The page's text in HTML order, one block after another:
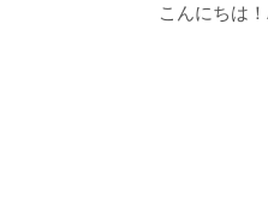
こんにちは